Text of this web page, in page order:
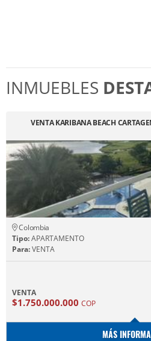
INMUEBLES
VENTA KARIBANA BEACH
Colombia
Tipo:APARTAMENTO
Para:VENTA
VENTA
$1.750.000.000 COP
MÁS